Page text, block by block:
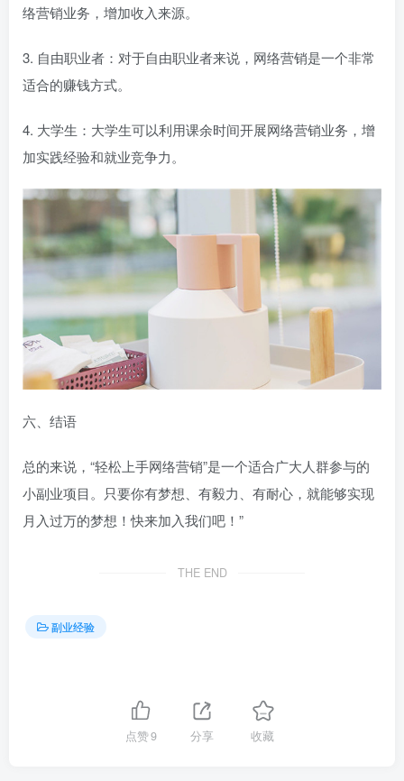
络营销业务，增加收入来源。
3. 自由职业者：对于自由职业者来说，网络营销是一个非常
适合的赚钱方式。
4. 大学生：大学生可以利用课余时间开展网络营销业务，增
加实践经验和就业竞争力。
六、结语
总的来说，“轻松上手网络营销”是一个适合广大人群参与的
小副业项目。只要你有梦想、有毅力、有耐心，就能够实现
月入过万的梦想！快来加入我们吧！”
THE END
副业经验
点赞9 分享 收藏